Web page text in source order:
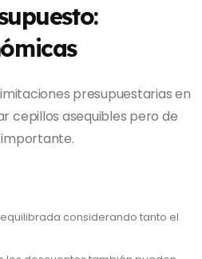
presupuestarias en
cepillos asequibles pero de
considerando tanto el